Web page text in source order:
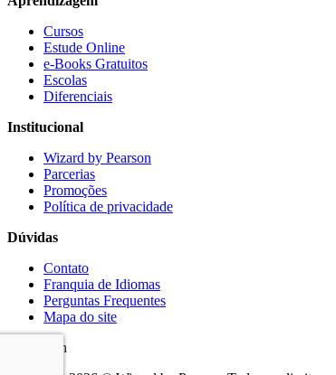
Cursos
Estude Online
e-Books Gratuitos
Escolas
Diferenciais
Institucional
Wizard by Pearson
Parcerias
Promoções
Política de privacidade
Dúvidas
Contato
Franquia de Idiomas
Perguntas Frequentes
Mapa do site